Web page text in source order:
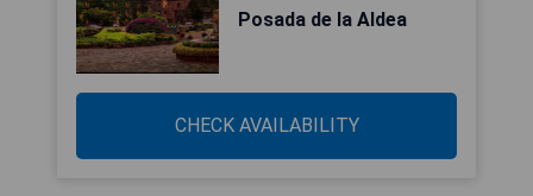
Posada de la Aldea
CHECK AVAILABILITY